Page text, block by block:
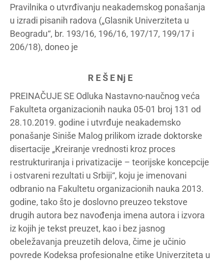
Pravilnika o utvrđivanju neakademskog ponašanja
u izradi pisanih radova („Glasnik Univerziteta u
Beogradu“, br. 193/16, 196/16, 197/17, 199/17 i
206/18), doneo je
R E Š E Nj E
PREINAČUJE SE Odluka Nastavno-naučnog veća
Fakulteta organizacionih nauka 05-01 broj 131 od
28.10.2019. godine i utvrđuje neakademsko
ponašanje Siniše Malog prilikom izrade doktorske
disertacije „Kreiranje vrednosti kroz proces
restrukturiranja i privatizacije – teorijske koncepcije
i ostvareni rezultati u Srbiji“, koju je imenovani
odbranio na Fakultetu organizacionih nauka 2013.
godine, tako što je doslovno preuzeo tekstove
drugih autora bez navođenja imena autora i izvora
iz kojih je tekst preuzet, kao i bez jasnog
obeležavanja preuzetih delova, čime je učinio
povrede Kodeksa profesionalne etike Univerziteta u